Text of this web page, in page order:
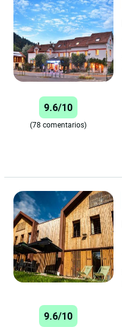
9.6/10
(78 comentarios)
9.6/10